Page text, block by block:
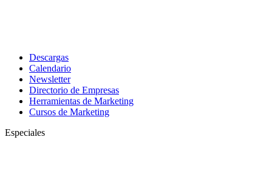
Descargas
Calendario
Newsletter
Directorio de Empresas
Herramientas de Marketing
Cursos de Marketing
Especiales